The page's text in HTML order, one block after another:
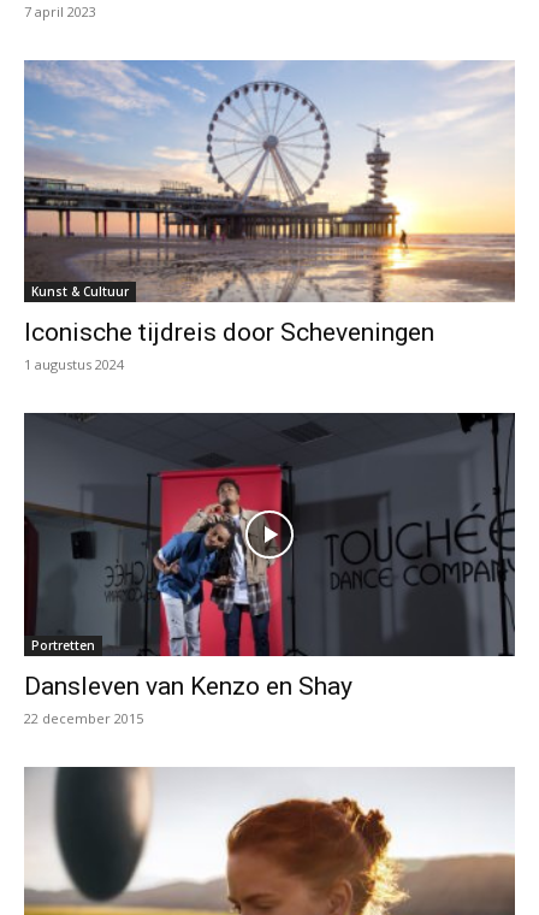
7 april 2023
Kunst & Cultuur
Iconische tijdreis door Scheveningen
1 augustus 2024
Portretten
Dansleven van Kenzo en Shay
22 december 2015